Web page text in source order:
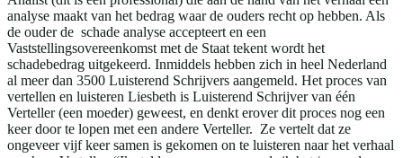
analyse maakt van het bedrag waar de ouders recht op hebben. Als
de ouder de schade analyse accepteert en een
Vaststellingsovereenkomst met de Staat tekent wordt het
schadebedrag uitgekeerd. Inmiddels hebben zich in heel Nederland
al meer dan 3500 Luisterend Schrijvers aangemeld. Het proces van
vertellen en luisteren Liesbeth is Luisterend Schrijver van één
Verteller (een moeder) geweest, en denkt erover dit proces nog een
keer door te lopen met een andere Verteller. Ze vertelt dat ze
ongeveer vijf keer samen is gekomen on te luisteren naar het verhaal